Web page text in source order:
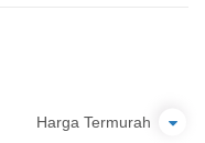
Harga Termurah